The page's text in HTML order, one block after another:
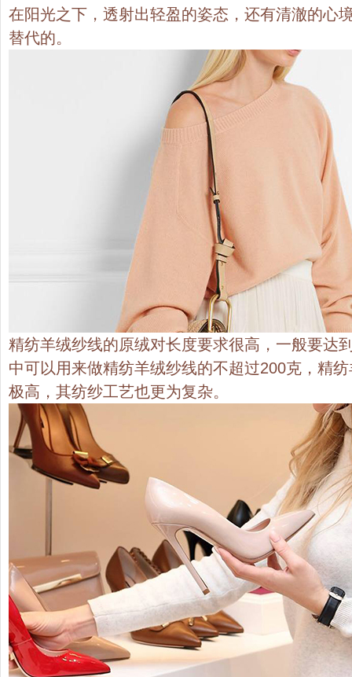
在阳光之下，透射出轻盈的姿态，还有清澈的心
替代的。
精纺羊绒纱线的原绒对长度要求很高，一般要达
中可以用来做精纺羊绒纱线的不超过200克，精
极高，其纺纱工艺也更为复杂。